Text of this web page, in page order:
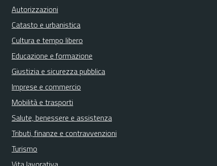
Autorizzazioni
Catasto e urbanistica
Cultura e tempo libero
Educazione e formazione
Giustizia e sicurezza pubblica
Imprese e commercio
Mobilità e trasporti
Salute, benessere e assistenza
Tributi, finanze e contravvenzioni
Turismo